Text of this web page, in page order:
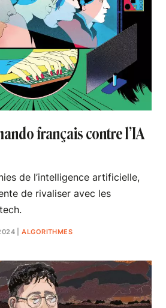
français contre l’IA
de l’intelligence artificielle,
de rivaliser avec les
|ALGORITHMES